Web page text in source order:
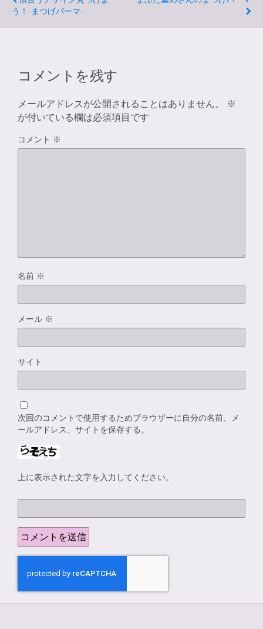
う！-まつげパーマ-
コメントを残す
メールアドレスが公開されることはありません。
※
が付いている欄は必須項目です
コメント ※
名前 ※
メール ※
サイト
次回のコメントで使用するためブラウザーに自分の名前、メ
ールアドレス、サイトを保存する。
上に表示された文字を入力してください。